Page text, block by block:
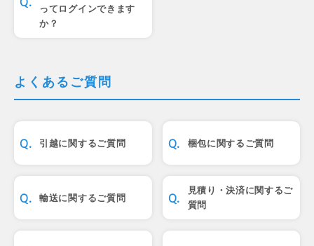
ってログインできます
か？
よくあるご質問
引越に関するご質問 梱包に関するご質問
輸送に関するご質問
見積り・決済に関するご
質問